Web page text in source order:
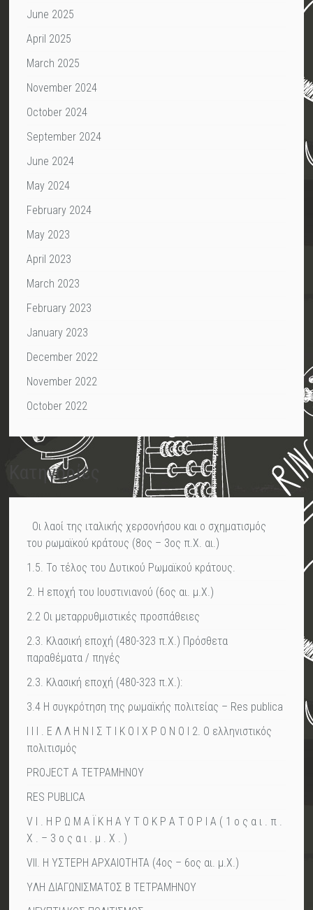
June 2025
April 2025
March 2025
November 2024
October 2024
September 2024
June 2024
May 2024
February 2024
May 2023
April 2023
March 2023
February 2023
January 2023
December 2022
November 2022
October 2022
Kατηγορίες
Οι λαοί της ιταλικής χερσονήσου και ο σχηματισμός
του ρωμαϊκού κράτους (8ος – 3ος π.Χ. αι.)
1.5. Το τέλος του Δυτικού Ρωμαϊκού κράτους.
2. Η εποχή του Ιουστινιανού (6ος αι. μ.Χ.)
2.2 Οι μεταρρυθμιστικές προσπάθειες
2.3. Κλασική εποχή (480-323 π.Χ.) Πρόσθετα
παραθέματα / πηγές
2.3. Κλασική εποχή (480-323 π.Χ.):
3.4 Η συγκρότηση της ρωμαϊκής πολιτείας – Res publica
I I I . Ε Λ Λ Η Ν Ι Σ Τ Ι Κ Ο Ι Χ Ρ Ο Ν Ο Ι 2. Ο ελληνιστικός
πολιτισμός
PROJECT A TETΡΑΜΗΝΟΥ
RES PUBLICA
V I . Η Ρ Ω Μ Α Ϊ Κ Η Α Υ Τ Ο Κ Ρ Α Τ Ο Ρ Ι Α ( 1 ο ς α ι . π .
Χ . – 3 ο ς α ι . μ . Χ . )
VII. Η ΥΣΤΕΡΗ ΑΡΧΑΙΟΤΗΤΑ (4ος – 6ος αι. μ.Χ.)
YΛΗ ΔΙΑΓΩΝΙΣΜΑΤΟΣ Β ΤΕΤΡΑΜΗΝΟΥ